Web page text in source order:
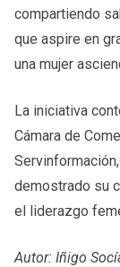
compartiendo
que aspire en
una mujer
La iniciativa
Cámara de
demostrado su
el liderazgo
Autor: Iñigo